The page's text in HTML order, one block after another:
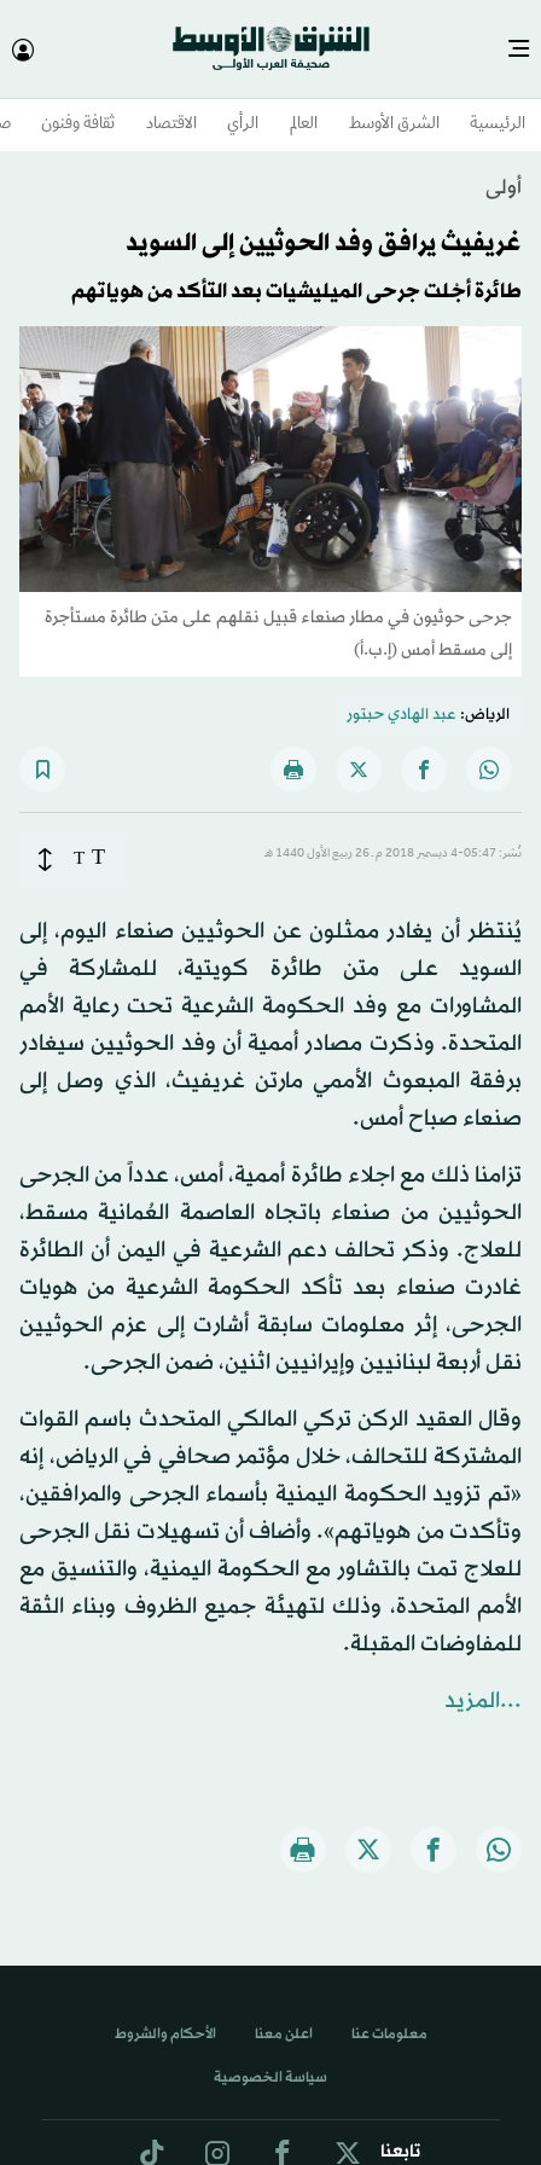
الرئيسية الشرق الأوسط​ العالم الرأي الاقتصاد ثقافة وفنون
أولى
غريفيث يرافق وفد الحوثيين إلى السويد
طائرة أجْلت جرحى الميليشيات بعد التأكد من هوياتهم
جرحى حوثيون في مطار صنعاء قبيل نقلهم على متن طائرة مستأجرة
إلى مسقط أمس (إ.ب.أ)
الرياض: عبد الهادي حبتور
نُشر: 05:47-4 ديسمبر 2018 م ـ 26 ربيع الأول 1440 هـ T
T
يُنتظر أن يغادر ممثلون عن الحوثيين صنعاء اليوم، إلى
السويد على متن طائرة كويتية، للمشاركة في
المشاورات مع وفد الحكومة الشرعية تحت رعاية الأمم
المتحدة. وذكرت مصادر أممية أن وفد الحوثيين سيغادر
برفقة المبعوث الأممي مارتن غريفيث، الذي وصل إلى
صنعاء صباح أمس.
تزامنا ذلك مع اجلاء طائرة أممية، أمس، عدداً من الجرحى
الحوثيين من صنعاء باتجاه العاصمة العُمانية مسقط،
للعلاج. وذكر تحالف دعم الشرعية في اليمن أن الطائرة
غادرت صنعاء بعد تأكد الحكومة الشرعية من هويات
الجرحى، إثر معلومات سابقة أشارت إلى عزم الحوثيين
نقل أربعة لبنانيين وإيرانيين اثنين، ضمن الجرحى.
وقال العقيد الركن تركي المالكي المتحدث باسم القوات
المشتركة للتحالف، خلال مؤتمر صحافي في الرياض، إنه
«تم تزويد الحكومة اليمنية بأسماء الجرحى والمرافقين،
وتأكدت من هوياتهم». وأضاف أن تسهيلات نقل الجرحى
للعلاج تمت بالتشاور مع الحكومة اليمنية، والتنسيق مع
الأمم المتحدة، وذلك لتهيئة جميع الظروف وبناء الثقة
للمفاوضات المقبلة.
...المزيد
تابعنا
معلومات عنا اعلن معنا الأحكام والشروط
سياسة الخصوصية